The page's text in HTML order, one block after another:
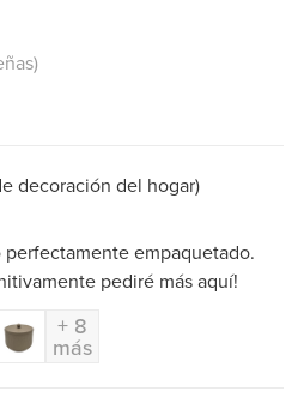
decoración del hogar)
empaquetado.
pediré más aquí!
+ 8
más